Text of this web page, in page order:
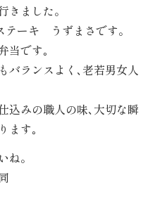
ました。
テーキ うずまさです。
当です｡
バランスよく､老若男女人
込みの職人の味､大切な瞬
ます｡
。